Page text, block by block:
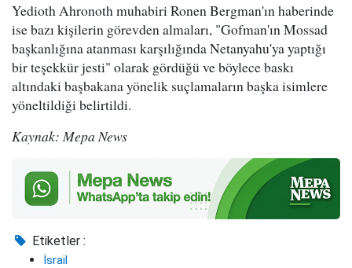
Yedioth Ahronoth muhabiri Ronen Bergman'ın haberinde
ise bazı kişilerin görevden almaları, "Gofman'ın Mossad
başkanlığına atanması karşılığında Netanyahu'ya yaptığı
bir teşekkür jesti" olarak gördüğü ve böylece baskı
altındaki başbakana yönelik suçlamaların başka isimlere
yöneltildiği belirtildi.
Kaynak: Mepa News
Etiketler :
İsrail